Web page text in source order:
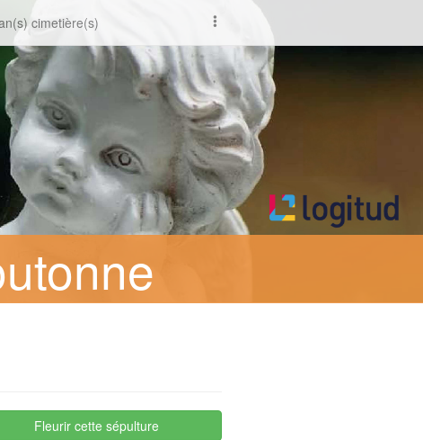
cimetière(s)
Fleurir cette sépulture